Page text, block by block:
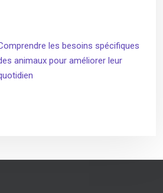
les besoins spécifiques
animaux pour améliorer leur